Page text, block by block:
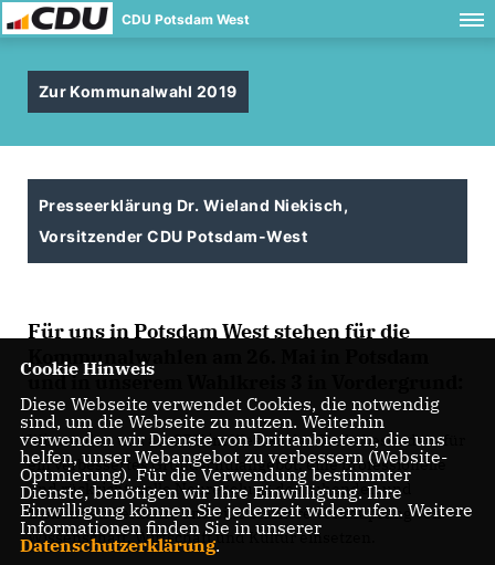
CDU Potsdam West
Zur Kommunalwahl 2019
Presseerklärung Dr. Wieland Niekisch,
Vorsitzender CDU Potsdam-West
Für uns in Potsdam West stehen für die
Kommunalwahlen am 26. Mai in Potsdam
und in unserem Wahlkreis 3 in Vordergrund:
Wir werden uns als CDU im Westen der Stadt besonders für
ein verbessertes Grundschulangebot, eine professionelle
und rücksichtsvolle Neuregelung des ruhenden und
fließenden Verkehrs und eine stärkere Verknüpfung von
Wissenschaft, Wirtschaft und Kultur einsetzen.
Cookie Hinweis
Diese Webseite verwendet Cookies, die notwendig
sind, um die Webseite zu nutzen. Weiterhin
verwenden wir Dienste von Drittanbietern, die uns
helfen, unser Webangebot zu verbessern (Website-
Optmierung). Für die Verwendung bestimmter
Dienste, benötigen wir Ihre Einwilligung. Ihre
Einwilligung können Sie jederzeit widerrufen. Weitere
Informationen finden Sie in unserer
Datenschutzerklärung.